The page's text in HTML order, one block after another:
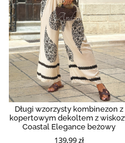
Długi wzorzysty kombinezon z
kopertowym dekoltem z
Coastal Elegance beżowy
139,99 zł